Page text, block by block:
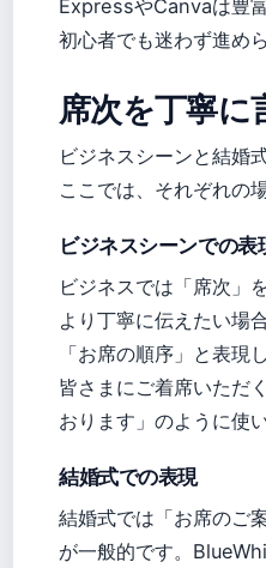
ExpressやCanvaは豊
初心者でも迷わず進め
席次を丁寧に
ビジネスシーンと結婚
ここでは、それぞれの
ビジネスシーンでの表
ビジネスでは「席次」
より丁寧に伝えたい場
「お席の順序」と表現
皆さまにご着席いただ
おります」のように使い
結婚式での表現
結婚式では「お席のご
が一般的です。